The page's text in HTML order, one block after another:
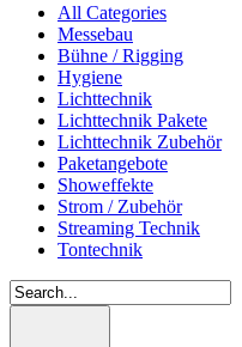
All Categories
Messebau
Bühne / Rigging
Hygiene
Lichttechnik
Lichttechnik Pakete
Lichttechnik Zubehör
Paketangebote
Showeffekte
Strom / Zubehör
Streaming Technik
Tontechnik